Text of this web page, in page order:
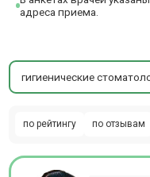
адреса приема.
гигиенические
по рейтингу по отзывам